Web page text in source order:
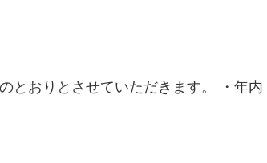
とおりとさせていただきます。 ・年内